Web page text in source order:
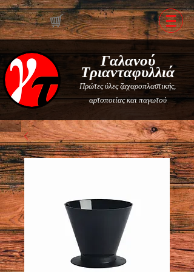
Γαλανού
Τριανταφυλλιά
Πρώτες ύλες ζαχαροπλαστικής,
αρτοποιίας και παγωτού